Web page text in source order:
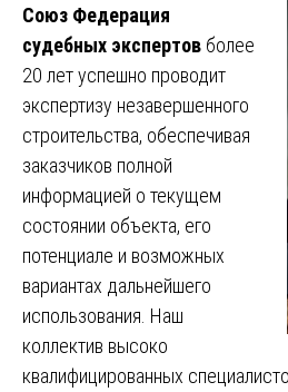
Союз Федерация
судебных экспертов более
20 лет успешно проводит
экспертизу незавершенного
строительства, обеспечивая
заказчиков полной
информацией о текущем
состоянии объекта, его
потенциале и возможных
вариантах дальнейшего
использования. Наш
коллектив высоко
квалифицированных